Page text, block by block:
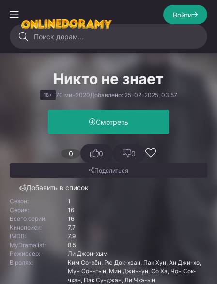
Войти
Никто не знает
18+ 70 мин2020Добавлено: 25-02-2025, 03:57
Смотреть
0
Добавить в список
0 0
Поделиться
Сезон:
1
Серия:
16
Всего серий:
16
Кинопоиск:
7.7
IMDB:
7.9
MyDramalist:
8.5
Режиссер:
Ли Джон-хым
В ролях:
Ким Со-хён, Рю Док-хван, Пак Хун, Ан Джи-хо,
Мун Сон-гын, Мин Джин-ун, Со Ха, Чон Сок-
чхан, Пэк Су-джан, Ли Чхэ-ын